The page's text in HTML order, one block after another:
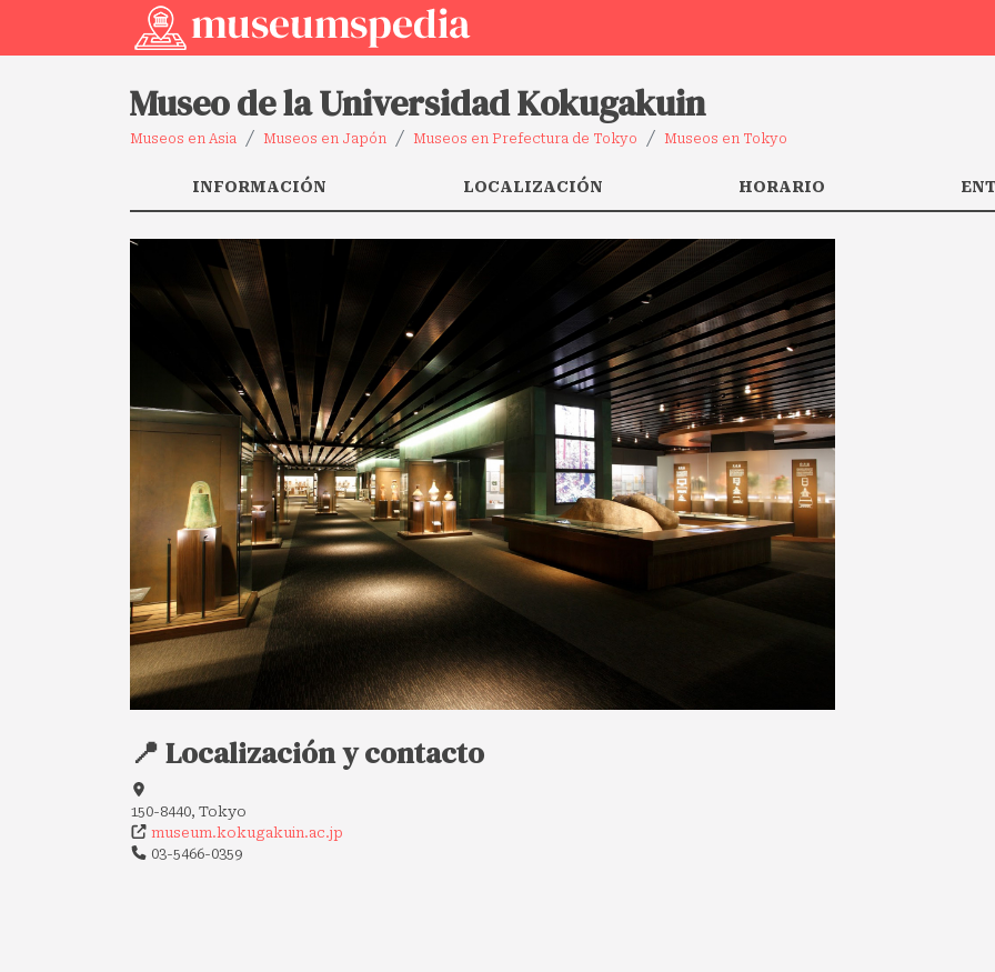
Museo de la Universidad Kokugakuin
Museos en Asia Museos en Japón Museos en Prefectura de Tokyo Museos en Tokyo
INFORMACIÓN LOCALIZACIÓN HORARIO
📍 Localización y contacto
150-8440, Tokyo
museum.kokugakuin.ac.jp
03-5466-0359